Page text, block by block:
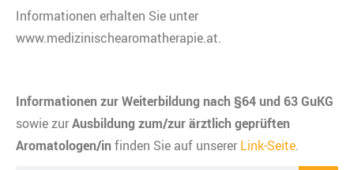
Informationen erhalten Sie unter
www.medizinischearomatherapie.at.
Informationen zur Weiterbildung nach §64 und 63 GuKG
sowie zurAusbildung zum/zur ärztlich geprüften
Aromatologen/infinden Sie auf unsererLink-Seite.